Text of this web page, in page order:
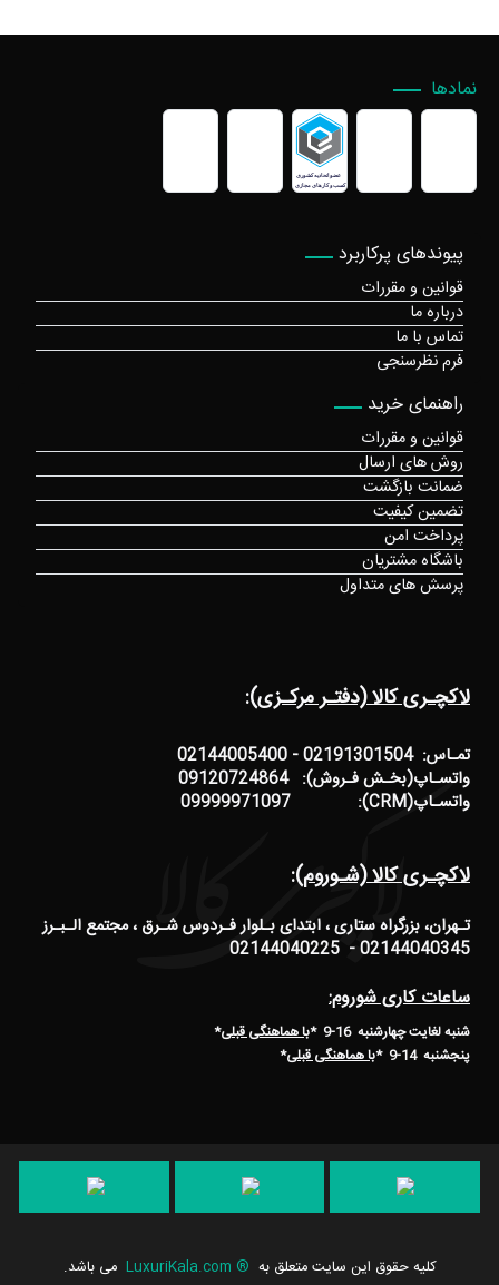
لاکچـری کالا (دفتـر مرکـزی):
تمـاس: 02191301504 - 02144005400
واتسـاپ(بخـش فـروش): 09120724864
واتسـاپ(CRM): 09999971097
لاکچـری کالا (شـوروم):
تـهران، بزرگراه ستاری ، ابتدای بـلوار فـردوس شـرق ، مجتمع الـبـرز
02144040345 - 02144040225
ساعات کاری شوروم:
شنبه لغایت چهارشنبه 16-9 * با هماهنگی قبلی*
پنجشنبه 14-9
*با هماهنگی قبلی*
پیوندهای پرکاربرد
قوانین و مقررات
درباره ما
تماس با ما
فرم نظرسنجی
راهنمای خرید
قوانین و مقررات
روش های ارسال
ضمانت بازگشت
تضمین کیفیت
پرداخت امن
باشگاه مشتریان
پرسش های متداول
نمادها
کلیه حقوق این سایت متعلق به ®
LuxuriKala.com می باشد.